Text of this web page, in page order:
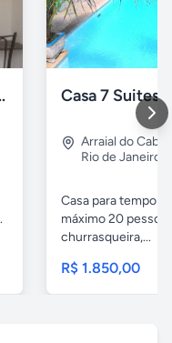
MG
Arraial do Cabo
Rio de Janeiro
Casa para
máximo 20
churrasqueira,...
R$ 1.850,00